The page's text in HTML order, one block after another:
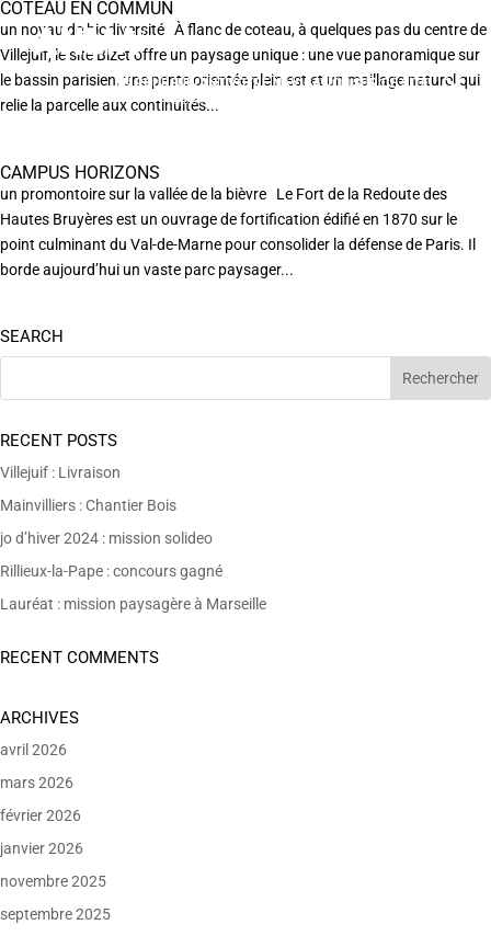
COTEAU EN COMMUN
un noyau de biodiversité À flanc de coteau, à quelques pas du centre de
Villejuif, le site Bizet offre un paysage unique : une vue panoramique sur
le bassin parisien, une pente orientée plein est et un maillage naturel qui
relie la parcelle aux continuités...
CAMPUS HORIZONS
un promontoire sur la vallée de la bièvre Le Fort de la Redoute des
Hautes Bruyères est un ouvrage de fortification édifié en 1870 sur le
point culminant du Val-de-Marne pour consolider la défense de Paris. Il
borde aujourd’hui un vaste parc paysager...
SEARCH
RECENT POSTS
Villejuif : Livraison
Mainvilliers : Chantier Bois
jo d’hiver 2024 : mission solideo
Rillieux-la-Pape : concours gagné
Lauréat : mission paysagère à Marseille
RECENT COMMENTS
ARCHIVES
avril 2026
mars 2026
février 2026
janvier 2026
novembre 2025
septembre 2025
EN POURSUIVANT VOTRE NAVIGATION SUR CE SITE
VOUS ACCEPTEZ L’UTILISATION DE COOKIES
X